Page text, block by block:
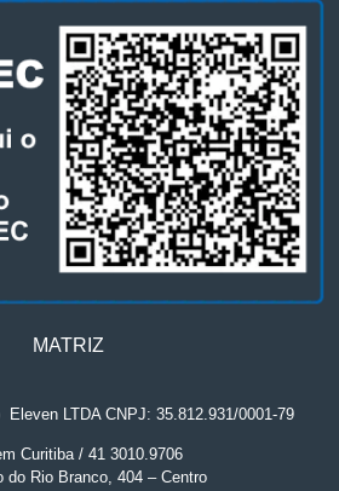
MATRIZ
Eleven LTDA CNPJ: 35.812.931/0001-79
Curitiba / 41 3010.9706
do Rio Branco, 404 – Centro